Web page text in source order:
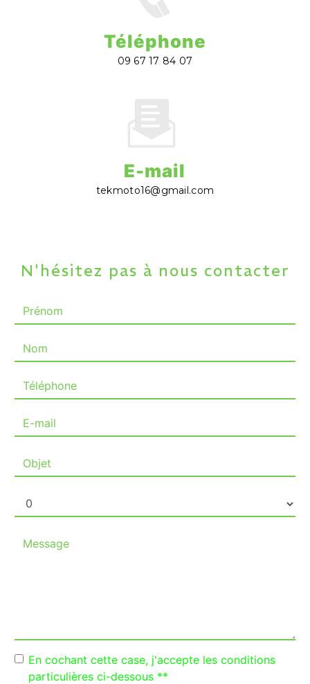
Téléphone
09 67 17 84 07
E-mail
tekmoto16@gmail.com
N'hésitez pas à nous contacter
En cochant cette case, j'accepte les conditions
particulières ci-dessous **